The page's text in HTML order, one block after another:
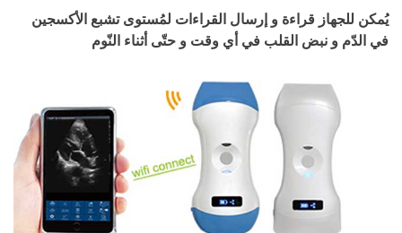
يُمكن للجهاز قراءة و إرسال القراءات لمُستوى تشبع الأكسجين
في الدّم و نبض القلب في أي وقت و حتّى أثناء النّوم